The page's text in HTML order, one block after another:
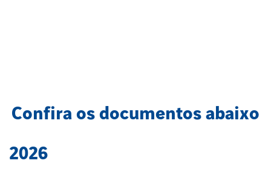
Confira os documentos abaixo
2026